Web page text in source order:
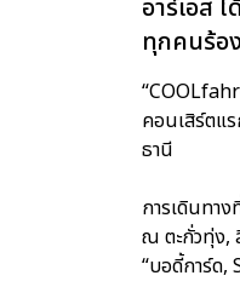
อาร์เอส
ทุกคนร้อ
คอนเสิร์ตแ
ธานี
การเดินทา
ณ ตะกั่วทุ่ง,
“บอดี้การ์ด,